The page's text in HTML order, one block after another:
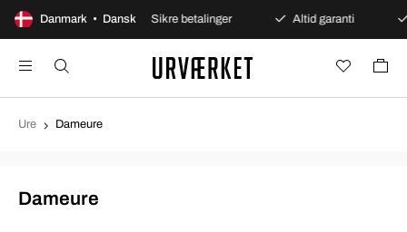
Danmark • Dansk
køb Sikre betalinger Altid garanti
Ure Dameure
Dameure